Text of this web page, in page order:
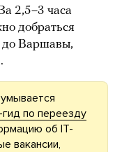
2,5–3 часа
добраться
до Варшавы,
по переезду
об IT-
вакансии,